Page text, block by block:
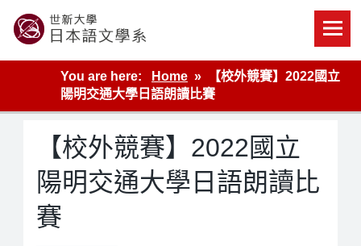
content
世新大學教學單位的網站
You are here:
Home
【校外競賽】2022國立
陽明交通大學日語朗讀比賽
【校外競賽】2022國立
陽明交通大學日語朗讀比
賽